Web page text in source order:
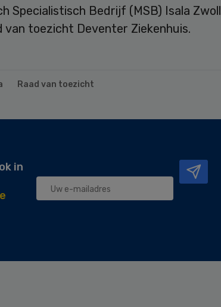
Specialistisch Bedrijf (MSB) Isala
toezicht Deventer Ziekenhuis.
Raad van toezicht
in